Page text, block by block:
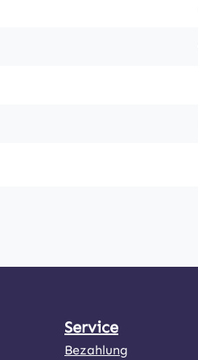
Service
Bezahlung